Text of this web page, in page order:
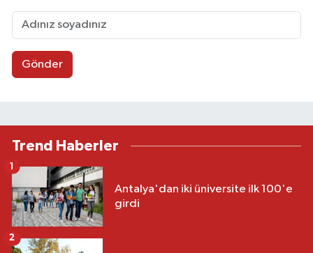
Gönder
Trend Haberler
Antalya'dan iki üniversite ilk 100'e
girdi
1
2